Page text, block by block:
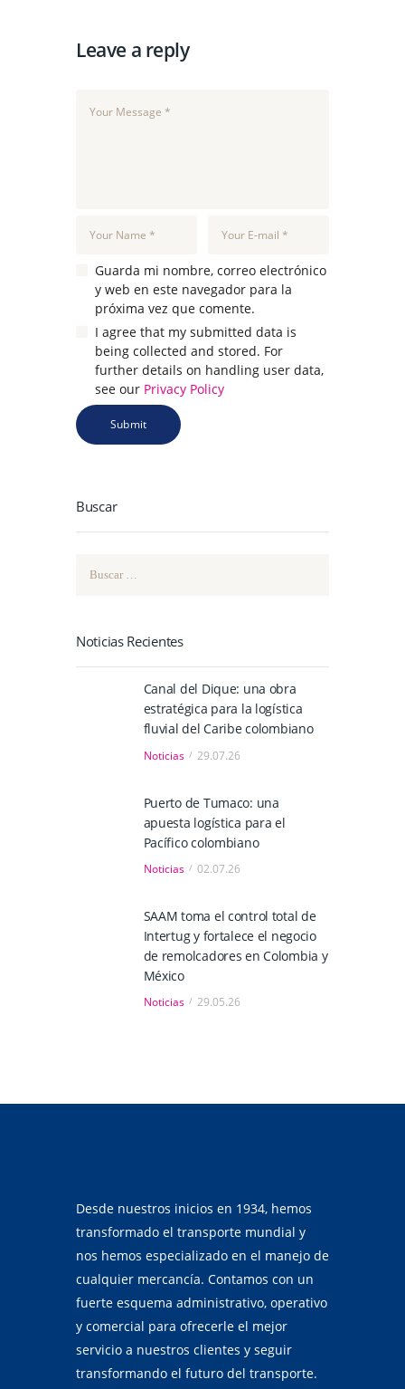
Leave a reply
Guarda mi nombre, correo electrónico
y web en este navegador para la
próxima vez que comente.
I agree that my submitted data is
being collected and stored. For
further details on handling user data,
see our Privacy Policy
Buscar
Noticias Recientes
Canal del Dique: una obra
estratégica para la logística
fluvial del Caribe colombiano
Noticias 29.07.26
Puerto de Tumaco: una
apuesta logística para el
Pacífico colombiano
Noticias 02.07.26
SAAM toma el control total de
Intertug y fortalece el negocio
de remolcadores en Colombia y
México
Noticias 29.05.26
Desde nuestros inicios en 1934, hemos
transformado el transporte mundial y
nos hemos especializado en el manejo de
cualquier mercancía. Contamos con un
fuerte esquema administrativo, operativo
y comercial para ofrecerle el mejor
servicio a nuestros clientes y seguir
transformando el futuro del transporte.